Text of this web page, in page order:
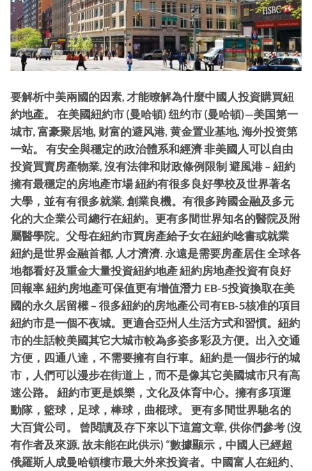
要解析中美兩國的因素, 才能暸解為什麼中國人投資購買紐
約地產。 在美國紐約市 (曼哈頓) 纽约市 (曼哈頓)—美国第一
城市, 富豪聚居地, 财富的避风港, 黄金置业基地, 海外投资第
一站。 有安全與穩定的政治體系和經濟 非美國人可以自由
投資買賣房產物業, 沒有法律和財政條例限制 避風港 – 紐約
擁有最穩定的房地產市場 紐約有很多良好學校及世界著名
大學，並有有很多就業, 創業良機。有很多跨國金融及多元
化的大企業公司總行在紐約。更有多間世界知名的醫院及附
屬醫學院。父母在紐約市買房產給子女在紐約唸書或就業
紐約是世界金融首都, 人才濟濟. 永遠是需要房產居住 全球各
地都看好及重金大量投資紐約地產 紐約房地產投資有良好
回報率 紐約房地產可保值更有增值潛力 EB-5投資換取在美
國的永久居留權 – 很多紐約的房地產公司有EB-5核准的項目
紐約市是一個不夜城。更適合亞州人生活方式和習慣。紐約
市的生話較美國其它大城市較為多姿多彩及方便。出入交通
方便，四通八達，不需要擁有自行車。紐約是一個步行的城
市，人們可以漫步在街道上，而不是像其它美國城市只有高
速公路。 紐約市更是娛樂，文化及体育中心。擁有多項運
動隊，籃球，足球，棒球，曲棍球。 更有多間世界馳名的
大百貨公司。 曾閱讀及存下來以下這篇文章, 供你們參考 (沒
有作者及來源, 故未能在此供示) “數據顯示，中國人已經超
俄羅斯人成曼哈頓樓市最大外來投資者。中國富人在紐約、